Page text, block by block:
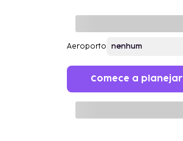
Aeroporto
Comece a planejar